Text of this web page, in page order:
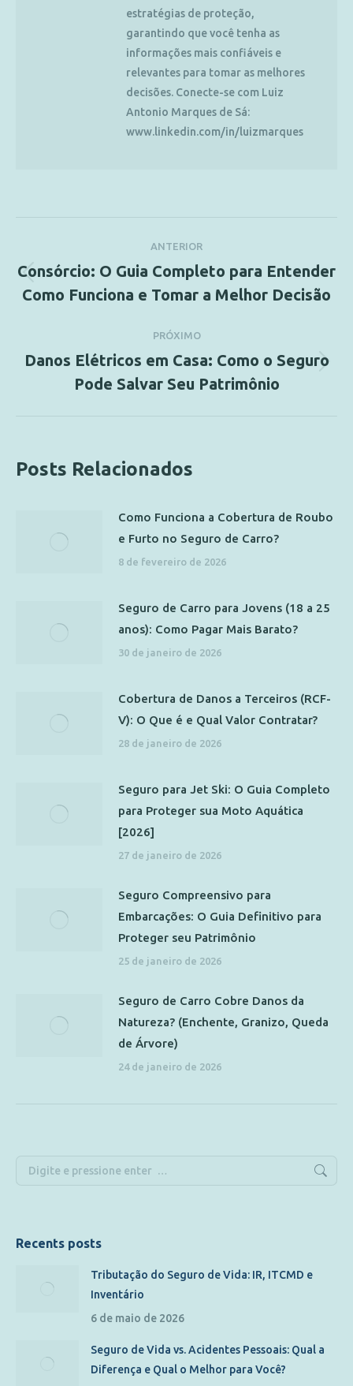
estratégias de proteção,
garantindo que você tenha as
informações mais confiáveis e
relevantes para tomar as melhores
decisões. Conecte-se com Luiz
Antonio Marques de Sá:
www.linkedin.com/in/luizmarques
ANTERIOR
Consórcio: O Guia Completo para Entender
Como Funciona e Tomar a Melhor Decisão
PRÓXIMO
Danos Elétricos em Casa: Como o Seguro
Pode Salvar Seu Patrimônio
Posts Relacionados
Como Funciona a Cobertura de Roubo
e Furto no Seguro de Carro?
8 de fevereiro de 2026
Seguro de Carro para Jovens (18 a 25
anos): Como Pagar Mais Barato?
30 de janeiro de 2026
Cobertura de Danos a Terceiros (RCF-
V): O Que é e Qual Valor Contratar?
28 de janeiro de 2026
Seguro para Jet Ski: O Guia Completo
para Proteger sua Moto Aquática
[2026]
27 de janeiro de 2026
Seguro Compreensivo para
Embarcações: O Guia Definitivo para
Proteger seu Patrimônio
25 de janeiro de 2026
Seguro de Carro Cobre Danos da
Natureza? (Enchente, Granizo, Queda
de Árvore)
24 de janeiro de 2026
Recents posts
Tributação do Seguro de Vida: IR, ITCMD e
Inventário
6 de maio de 2026
Seguro de Vida vs. Acidentes Pessoais: Qual a
Diferença e Qual o Melhor para Você?